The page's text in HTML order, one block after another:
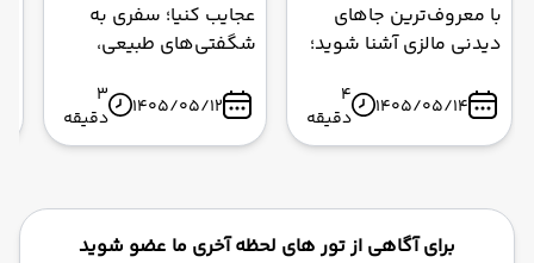
با معروف‌ترین جاهای
دیدنی مالزی آشنا شوید؛
پتروناس و غارهای باتو در
کوالالامپور تا سواحل
راهنمای کامل سفر،
بهترین زمان بازدید،
1405/05/14
4
دقیقه
سرزمین سافاری
عجایب کنیا؛ سفری به
شگفتی‌های طبیعی،
سرزمین سافاری کنیا، که
شناخته می‌شود،
سرزمینی است پر از
1405/05/12
3
دقیقه
برای آگاهی از تور های لحظه آخری ما عضو شوید